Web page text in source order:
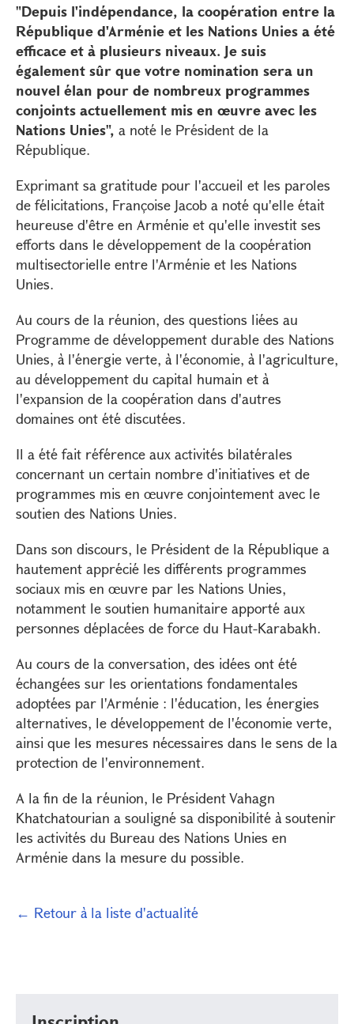
"Depuis l'indépendance, la coopération entre la
République d'Arménie et les Nations Unies a été
efficace et à plusieurs niveaux. Je suis
également sûr que votre nomination sera un
nouvel élan pour de nombreux programmes
conjoints actuellement mis en œuvre avec les
Nations Unies", a noté le Président de la
République.
Exprimant sa gratitude pour l'accueil et les paroles
de félicitations, Françoise Jacob a noté qu'elle était
heureuse d'être en Arménie et qu'elle investit ses
efforts dans le développement de la coopération
multisectorielle entre l'Arménie et les Nations
Unies.
Au cours de la réunion, des questions liées au
Programme de développement durable des Nations
Unies, à l'énergie verte, à l'économie, à l'agriculture,
au développement du capital humain et à
l'expansion de la coopération dans d'autres
domaines ont été discutées.
Il a été fait référence aux activités bilatérales
concernant un certain nombre d'initiatives et de
programmes mis en œuvre conjointement avec le
soutien des Nations Unies.
Dans son discours, le Président de la République a
hautement apprécié les différents programmes
sociaux mis en œuvre par les Nations Unies,
notamment le soutien humanitaire apporté aux
personnes déplacées de force du Haut-Karabakh.
Au cours de la conversation, des idées ont été
échangées sur les orientations fondamentales
adoptées par l'Arménie : l'éducation, les énergies
alternatives, le développement de l'économie verte,
ainsi que les mesures nécessaires dans le sens de la
protection de l'environnement.
A la fin de la réunion, le Président Vahagn
Khatchatourian a souligné sa disponibilité à soutenir
les activités du Bureau des Nations Unies en
Arménie dans la mesure du possible.
← Retour à la liste d'actualité